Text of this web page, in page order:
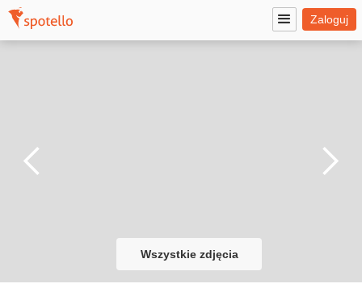
Zaloguj
Wszystkie zdjęcia